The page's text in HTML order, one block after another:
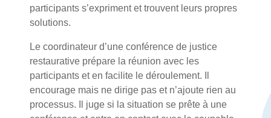
participants s’expriment et trouvent leurs propres
solutions.
Le coordinateur d’une conférence de justice
restaurative prépare la réunion avec les
participants et en facilite le déroulement. Il
encourage mais ne dirige pas et n’ajoute rien au
processus. Il juge si la situation se prête à une